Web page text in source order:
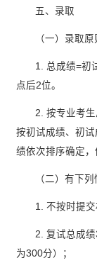
五、录取
（一）录取原
1. 总成绩=初
点后2位。
2. 按专业考生
按初试成绩、初
绩依次排序确定，
（二）有下
1. 不按时提交
2. 复试总成
为300分）；